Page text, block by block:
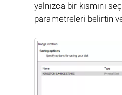
yalnızca bir kısmını
parametreleri belirtin